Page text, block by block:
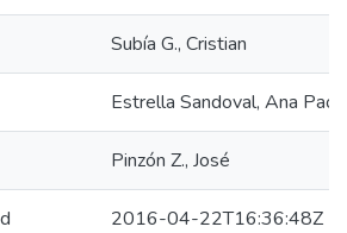
Subía G., Cristian
Estrella Sandoval, Ana
Pinzón Z., José
2016-04-22T16:36:48Z